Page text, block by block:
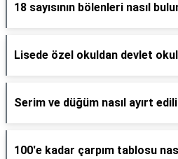
18 sayısının bölenleri nasıl
Lisede özel okuldan devlet
Serim ve düğüm nasıl ayırt
100'e kadar çarpım tablosu